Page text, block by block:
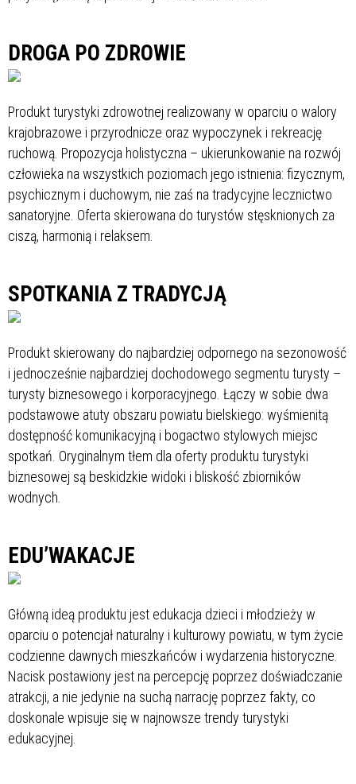
DROGA PO ZDROWIE
Produkt turystyki zdrowotnej realizowany w oparciu o walory
krajobrazowe i przyrodnicze oraz wypoczynek i rekreację
ruchową. Propozycja holistyczna – ukierunkowanie na rozwój
człowieka na wszystkich poziomach jego istnienia: fizycznym,
psychicznym i duchowym, nie zaś na tradycyjne lecznictwo
sanatoryjne. Oferta skierowana do turystów stęsknionych za
ciszą, harmonią i relaksem.
SPOTKANIA Z TRADYCJĄ
Produkt skierowany do najbardziej odpornego na sezonowość
i jednocześnie najbardziej dochodowego segmentu turysty –
turysty biznesowego i korporacyjnego. Łączy w sobie dwa
podstawowe atuty obszaru powiatu bielskiego: wyśmienitą
dostępność komunikacyjną i bogactwo stylowych miejsc
spotkań. Oryginalnym tłem dla oferty produktu turystyki
biznesowej są beskidzkie widoki i bliskość zbiorników
wodnych.
EDU’WAKACJE
Główną ideą produktu jest edukacja dzieci i młodzieży w
oparciu o potencjał naturalny i kulturowy powiatu, w tym życie
codzienne dawnych mieszkańców i wydarzenia historyczne.
Nacisk postawiony jest na percepcję poprzez doświadczanie
atrakcji, a nie jedynie na suchą narrację poprzez fakty, co
doskonale wpisuje się w najnowsze trendy turystyki
edukacyjnej.